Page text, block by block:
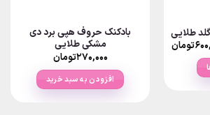
تومانPrice
بادکنک حروف هپی برد دی
مشکی طلایی
۲۷۰,۰۰۰تومان
افزودن به سبد خرید